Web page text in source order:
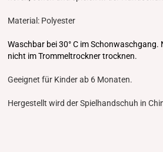
Material: Polyester
Waschbar bei 30° C im
nicht im Trommeltrockner trocknen.
Geeignet für Kinder ab 6 Monaten.
Hergestellt wird der Spielhandschuh in